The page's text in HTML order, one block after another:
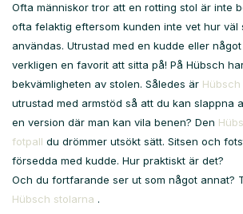
Ofta människor tror att en rotting stol är inte
ofta felaktig eftersom kunden inte vet hur väl
användas. Utrustad med en kudde eller
verkligen en favorit att sitta på! På Hübsch
bekvämligheten av stolen. Således är
utrustad med armstöd så att du kan slappna
en version där man kan vila benen? Den
fotpall du drömmer utsökt sätt. Sitsen och
försedda med kudde. Hur praktiskt är det?
Och du fortfarande ser ut som något annat?
Hübsch stolarna .